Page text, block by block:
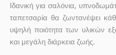
Ιδανική για σαλόνια,
ταπετσαρία θα ζωντανέψει
υψηλή ποιότητα των υλικών
και μεγάλη διάρκεια ζωής.